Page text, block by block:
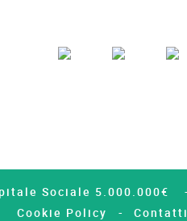
Sociale 5.000.000€
Cookie Policy
Contatti